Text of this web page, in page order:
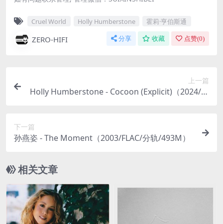
Cruel World Holly Humberstone 霍莉·亨伯斯通
ZERO-HIFI 分享 收藏 点赞(0)
上一篇
Holly Humberstone - Cocoon (Explicit)（2024/FL
下一篇
孙燕姿 - The Moment（2003/FLAC/分轨/493M）
相关文章